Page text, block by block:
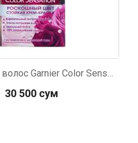
Краска для волос Garnier Color Sensation 7.0 Изысканный золотистый топаз 110мл
30 500 сум